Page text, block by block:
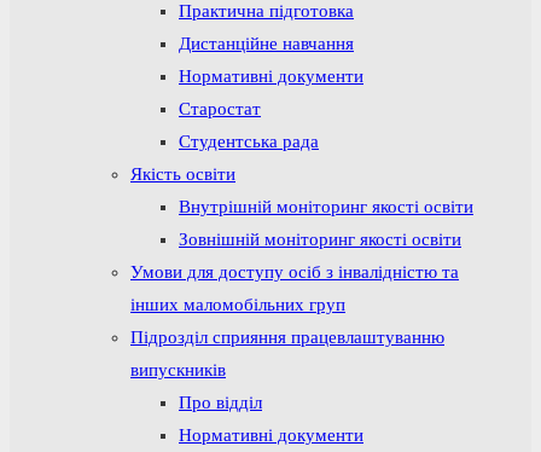
Практична підготовка
Дистанційне навчання
Нормативні документи
Старостат
Студентська рада
Якість освіти
Внутрішній моніторинг якості освіти
Зовнішній моніторинг якості освіти
Умови для доступу осіб з інвалідністю та
інших маломобільних груп
Підрозділ сприяння працевлаштуванню
випускників
Про відділ
Нормативні документи